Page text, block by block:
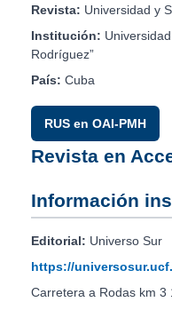
Revista: Universidad y
Institución:
Rodríguez”
País: Cuba
RUS en OAI-PMH
Revista en
Información
Editorial: Universo Sur
https://
Carretera a Rodas km 3